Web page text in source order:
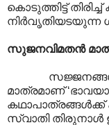
കൊടുത്തിട്ട്
നിർവൃതിയടയുന്ന
സുജനവിമതൻ
സജ്ജനങ്ങൾ
മാത്രമാണ്
സ്വാതി